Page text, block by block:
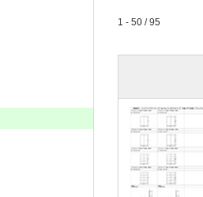
1 - 50 / 95